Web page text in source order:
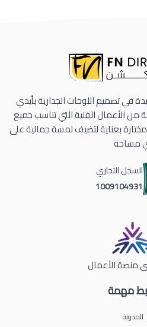
مهمة
المدونة
في تصميم اللوحات الجدارية بأيدي
الأعمال الفنية التي تناسب جميع
بعناية لتضيف لمسة جمالية على
مساحة
السجل التجاري
1009104931
منصة الأعمال